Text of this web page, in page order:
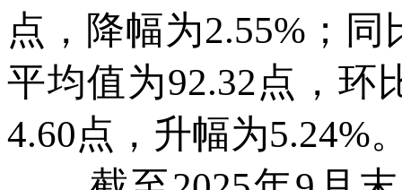
点，降幅为2.55%；
平均值为92.32点，环
4.60点，升幅为5.24%